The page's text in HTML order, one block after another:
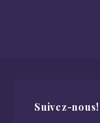
Suivez-nous!